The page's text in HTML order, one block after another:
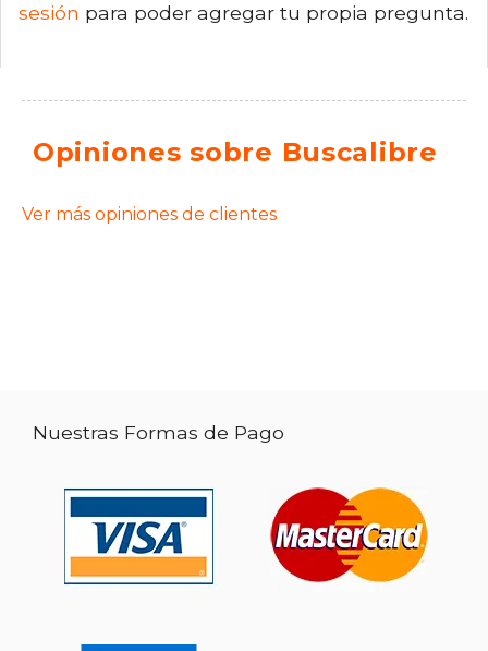
sesión para poder agregar tu propia pregunta.
Opiniones sobre Buscalibre
Ver más opiniones de clientes
Nuestras Formas de Pago